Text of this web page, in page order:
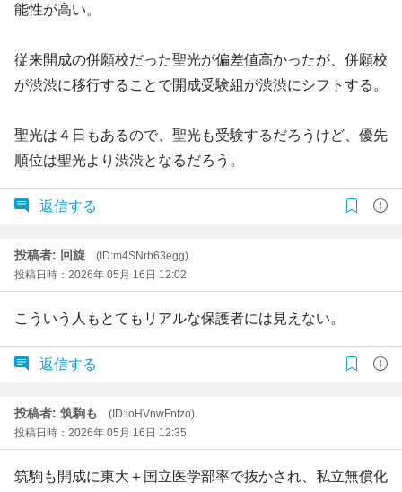
能性が高い。
従来開成の併願校だった聖光が偏差値高かったが、併願校
が渋渋に移行することで開成受験組が渋渋にシフトする。
聖光は４日もあるので、聖光も受験するだろうけど、優先
順位は聖光より渋渋となるだろう。
返信する
投稿者: 回旋
(ID:m4SNrb63egg)
投稿日時：2026年 05月 16日 12:02
こういう人もとてもリアルな保護者には見えない。
返信する
投稿者: 筑駒も
(ID:ioHVnwFnfzo)
投稿日時：2026年 05月 16日 12:35
筑駒も開成に東大＋国立医学部率で抜かされ、私立無償化